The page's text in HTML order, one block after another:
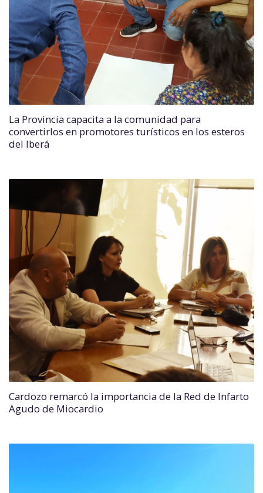
La Provincia capacita a la comunidad para
convertirlos en promotores turísticos en los esteros
del Iberá
Cardozo remarcó la importancia de la Red de Infarto
Agudo de Miocardio